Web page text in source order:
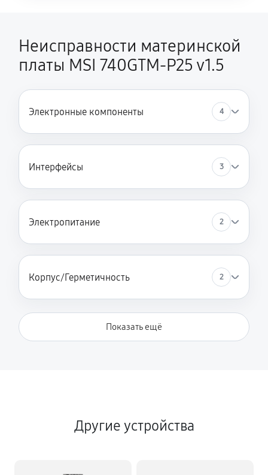
Неисправности материнской
платы MSI 740GTM-P25 v1.5
Электронные компоненты 4
Интерфейсы 3
Электропитание 2
Корпус/Герметичность 2
Показать ещё
Другие устройства